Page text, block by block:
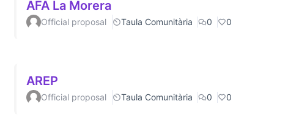
AFA La Morera
Official proposal Taula Comunitària 0 0
AREP
Official proposal Taula Comunitària 0 0